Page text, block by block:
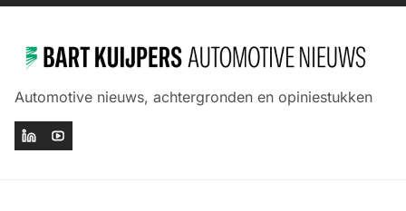
Automotive nieuws, achtergronden en opiniestukken